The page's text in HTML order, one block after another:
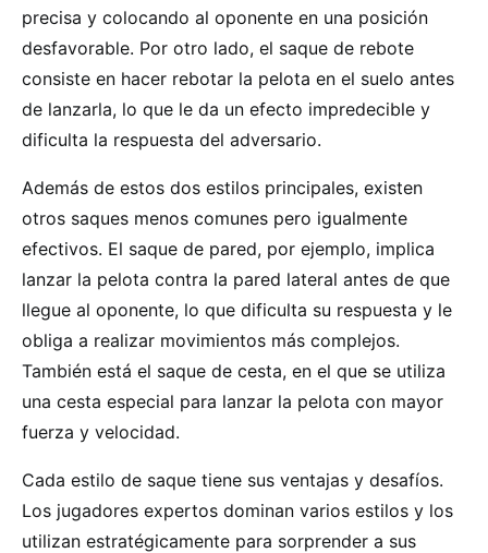
precisa y colocando al oponente en una posición
desfavorable. Por otro lado, el saque de rebote
consiste en hacer rebotar la pelota en el suelo antes
de lanzarla, lo que le da un efecto impredecible y
dificulta la respuesta del adversario.
Además de estos dos estilos principales, existen
otros saques menos comunes pero igualmente
efectivos. El saque de pared, por ejemplo, implica
lanzar la pelota contra la pared lateral antes de que
llegue al oponente, lo que dificulta su respuesta y le
obliga a realizar movimientos más complejos.
También está el saque de cesta, en el que se utiliza
una cesta especial para lanzar la pelota con mayor
fuerza y velocidad.
Cada estilo de saque tiene sus ventajas y desafíos.
Los jugadores expertos dominan varios estilos y los
utilizan estratégicamente para sorprender a sus